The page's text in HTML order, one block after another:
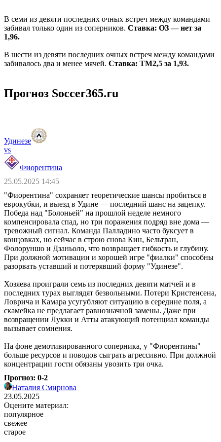
В семи из девяти последних очных встреч между командами
забивал только один из соперников. Ставка: ОЗ — нет за
1,96.
В шести из девяти последних очных встреч между командами
забивалось два и менее мячей. Ставка: ТМ2,5 за 1,93.
Прогноз Soccer365.ru
Удинезе
vs
Фиорентина
25.05.2025 14:45
"Фиорентина" сохраняет теоретические шансы пробиться в
еврокубки, и выезд в Удине — последний шанс на зацепку.
Победа над "Болоньей" на прошлой неделе немного
компенсировала спад, но три поражения подряд вне дома —
тревожный сигнал. Команда Палладино часто буксует в
концовках, но сейчас в строю снова Кин, Бельтран,
Фолоруншо и Дзаньоло, что возвращает гибкость и глубину.
При должной мотивации и хорошей игре "фиалки" способны
разорвать уставший и потерявший форму "Удинезе".
Хозяева проиграли семь из последних девяти матчей и в
последних турах выглядят безвольными. Потери Кристенсена,
Ловрича и Камара усугубляют ситуацию в середине поля, а
скамейка не предлагает равнозначной замены. Даже при
возвращении Лукки и Атты атакующий потенциал команды
вызывает сомнения.
На фоне демотивированного соперника, у "Фиорентины"
больше ресурсов и поводов сыграть агрессивно. При должной
концентрации гости обязаны увозить три очка.
Прогноз: 0-2
Наталия Смирнова
23.05.2025
Оцените материал:
популярное
свежее
старое